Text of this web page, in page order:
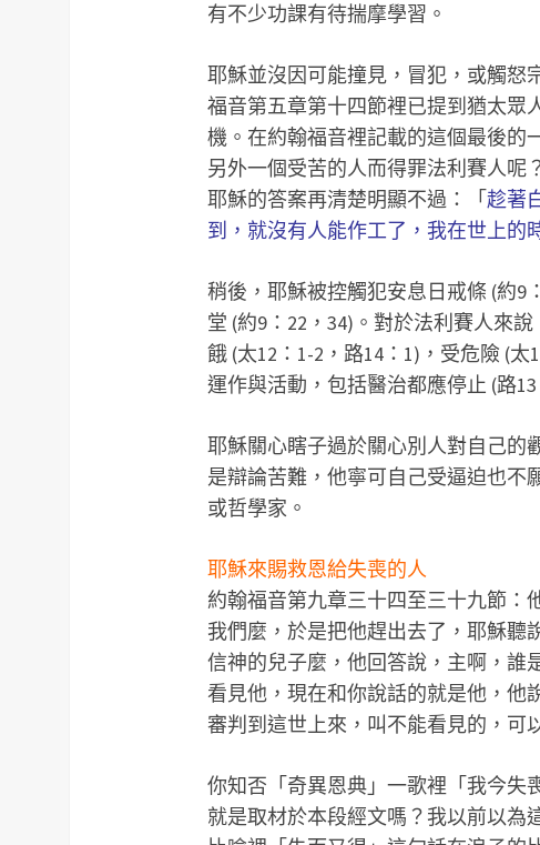
有不少功課有待揣摩學習。
耶穌並沒因可能撞見，冒犯，或觸怒
福音第五章第十四節裡已提到猶太眾
機。在約翰福音裡記載的這個最後的
另外一個受苦的人而得罪法利賽人呢
耶穌的答案再清楚明顯不過：「趁著
到，就沒有人能作工了，我在世上的
稍後，耶穌被控觸犯安息日戒條 (約9
堂 (約9：22，34)。對於法利賽人來
餓 (太12：1-2，路14：1)，受危險 (
運作與活動，包括醫治都應停止 (路13
耶穌關心瞎子過於關心別人對自己的
是辯論苦難，他寧可自己受逼迫也不
或哲學家。
耶穌來賜救恩給失喪的人
約翰福音第九章三十四至三十九節：
我們麼，於是把他趕出去了，耶穌聽
信神的兒子麼，他回答說，主啊，誰
看見他，現在和你說話的就是他，他
審判到這世上來，叫不能看見的，可
你知否「奇異恩典」一歌裡「我今失
就是取材於本段經文嗎？我以前以為